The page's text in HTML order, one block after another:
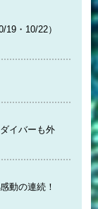
・10/22）
イバーも外
動の連続！